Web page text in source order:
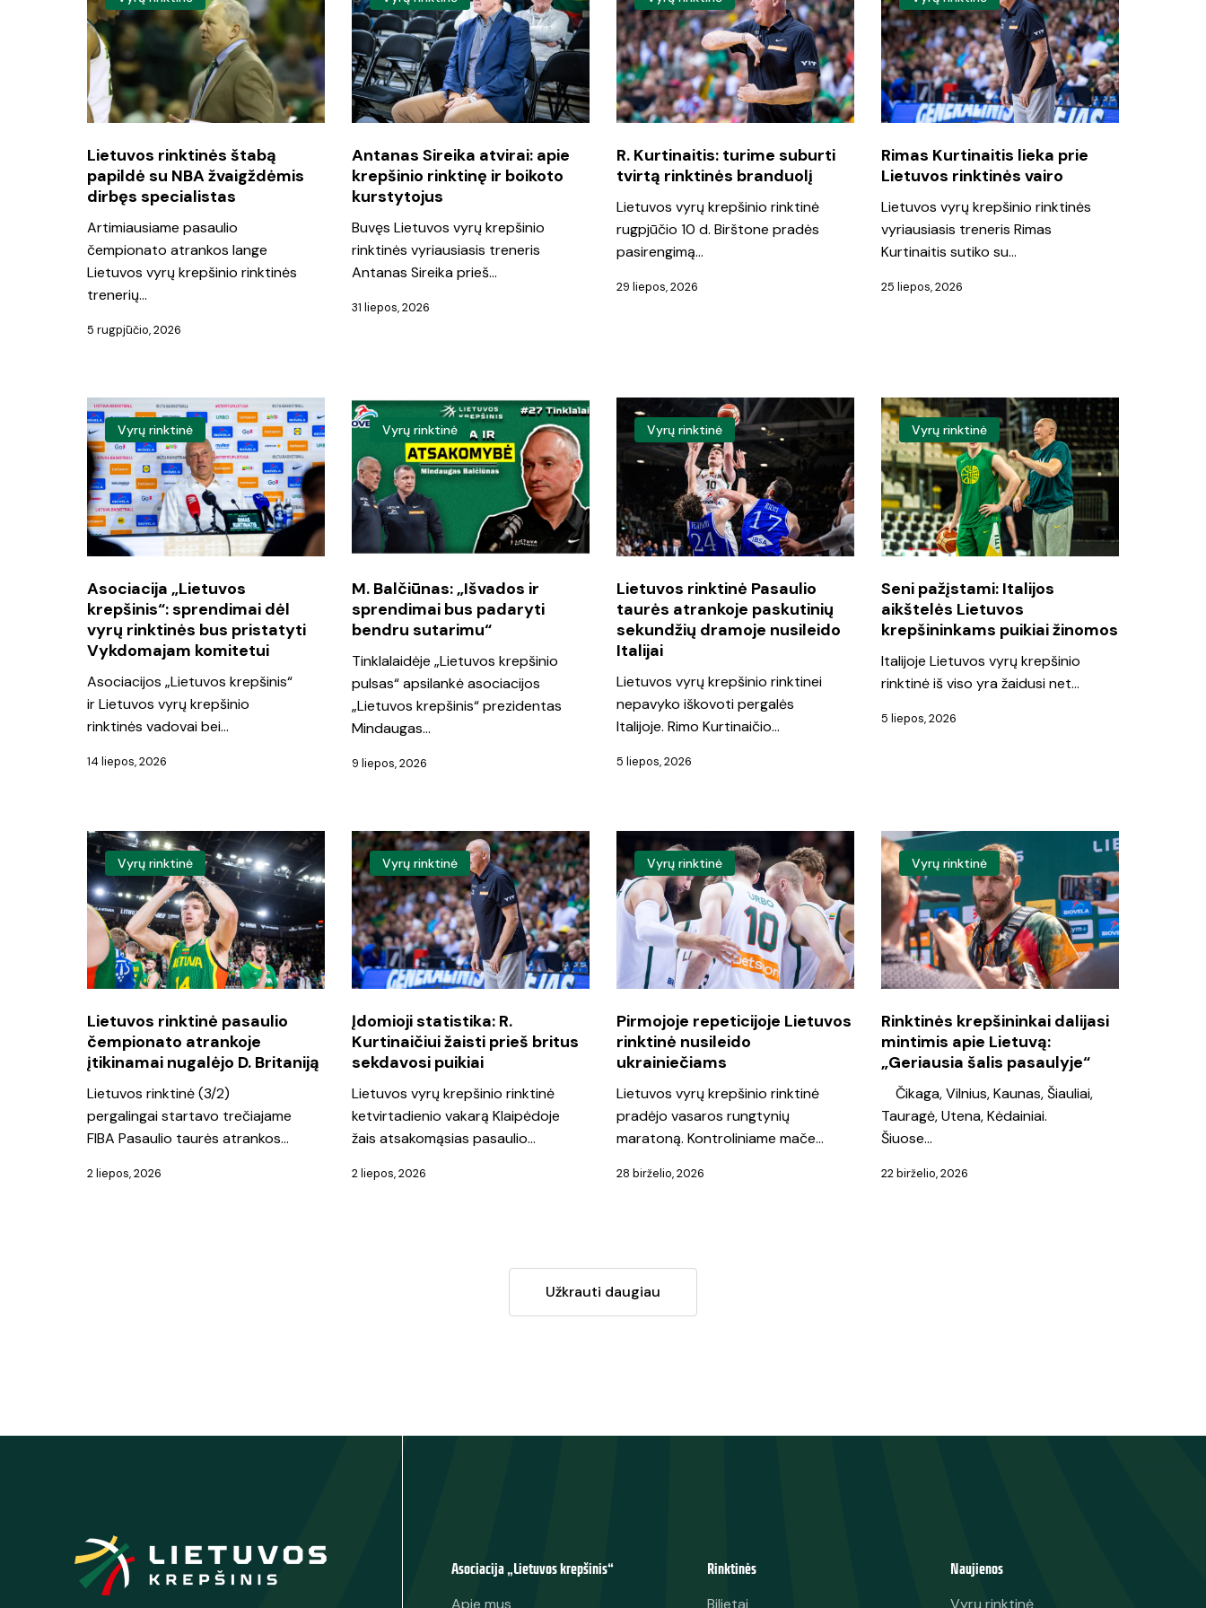
rinktinės
štabą
papildė
su
NBA
žvaigždėmis
dirbęs
specialistas
Lietuvos rinktinės štabą
papildė su NBA žvaigždėmis
dirbęs specialistas
Artimiausiame pasaulio
čempionato atrankos lange
Lietuvos vyrų krepšinio rinktinės
trenerių…
5 rugpjūčio, 2026
Sireika
atvirai:
apie
krepšinio
rinktinę
ir
boikoto
kurstytojus
Antanas Sireika atvirai: apie
krepšinio rinktinę ir boikoto
kurstytojus
Buvęs Lietuvos vyrų krepšinio
rinktinės vyriausiasis treneris
Antanas Sireika prieš…
31 liepos, 2026
Kurtinaitis:
turime
suburti
tvirtą
rinktinės
branduolį
R. Kurtinaitis: turime suburti
tvirtą rinktinės branduolį
Lietuvos vyrų krepšinio rinktinė
rugpjūčio 10 d. Birštone pradės
pasirengimą…
29 liepos, 2026
Kurtinaitis
lieka
prie
Lietuvos
rinktinės
vairo
Rimas Kurtinaitis lieka prie
Lietuvos rinktinės vairo
Lietuvos vyrų krepšinio rinktinės
vyriausiasis treneris Rimas
Kurtinaitis sutiko su…
25 liepos, 2026
Asociacija
„Lietuvos
krepšinis“:
sprendimai
dėl
vyrų
rinktinės
bus
pristatyti
komitetui
Vyrų rinktinė
Asociacija „Lietuvos
krepšinis“: sprendimai dėl
vyrų rinktinės bus pristatyti
Vykdomajam komitetui
Asociacijos „Lietuvos krepšinis“
ir Lietuvos vyrų krepšinio
rinktinės vadovai bei…
14 liepos, 2026
M.
Balčiūnas:
„Išvados
ir
sprendimai
bus
padaryti
bendru
sutarimu“
Vyrų rinktinė
M. Balčiūnas: „Išvados ir
sprendimai bus padaryti
bendru sutarimu“
Tinklalaidėje „Lietuvos krepšinio
pulsas“ apsilankė asociacijos
„Lietuvos krepšinis“ prezidentas
Mindaugas…
9 liepos, 2026
Lietuvos
rinktinė
Pasaulio
atrankoje
paskutinių
sekundžių
dramoje
nusileido
Vyrų rinktinė
Lietuvos rinktinė Pasaulio
taurės atrankoje paskutinių
sekundžių dramoje nusileido
Italijai
Lietuvos vyrų krepšinio rinktinei
nepavyko iškovoti pergalės
Italijoje. Rimo Kurtinaičio…
5 liepos, 2026
Seni
pažįstami:
Italijos
aikštelės
Lietuvos
krepšininkams
puikiai
žinomos
Vyrų rinktinė
Seni pažįstami: Italijos
aikštelės Lietuvos
krepšininkams puikiai žinomos
Italijoje Lietuvos vyrų krepšinio
rinktinė iš viso yra žaidusi net…
5 liepos, 2026
Lietuvos
rinktinė
pasaulio
čempionato
atrankoje
įtikinamai
nugalėjo
D.
Britaniją
Vyrų rinktinė
Lietuvos rinktinė pasaulio
čempionato atrankoje
įtikinamai nugalėjo D. Britaniją
Lietuvos rinktinė (3/2)
pergalingai startavo trečiajame
FIBA Pasaulio taurės atrankos…
2 liepos, 2026
Įdomioji
statistika:
R.
Kurtinaičiui
žaisti
prieš
britus
sekdavosi
puikiai
Vyrų rinktinė
Įdomioji statistika: R.
Kurtinaičiui žaisti prieš britus
sekdavosi puikiai
Lietuvos vyrų krepšinio rinktinė
ketvirtadienio vakarą Klaipėdoje
žais atsakomąsias pasaulio…
2 liepos, 2026
Pirmojoje
repeticijoje
Lietuvos
rinktinė
nusileido
ukrainiečiams
Vyrų rinktinė
Pirmojoje repeticijoje Lietuvos
rinktinė nusileido
ukrainiečiams
Lietuvos vyrų krepšinio rinktinė
pradėjo vasaros rungtynių
maratoną. Kontroliniame mače…
28 birželio, 2026
Rinktinės
krepšininkai
dalijasi
mintimis
apie
Lietuvą:
„Geriausia
šalis
pasaulyje“
Vyrų rinktinė
Rinktinės krepšininkai dalijasi
mintimis apie Lietuvą:
„Geriausia šalis pasaulyje“
Čikaga, Vilnius, Kaunas, Šiauliai,
Tauragė, Utena, Kėdainiai.
Šiuose…
22 birželio, 2026
Užkrauti daugiau
Asociacija „Lietuvos krepšinis“ Rinktinės Naujienos